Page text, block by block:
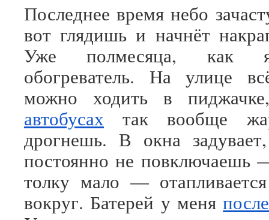
Последнее время небо
вот глядишь и начнёт
Уже полмесяца, как я
обогреватель. На улице
можно ходить в
автобусах так вообще
дрогнешь. В окна задувает,
постоянно не повключаешь
толку мало —
вокруг. Батерей у меня